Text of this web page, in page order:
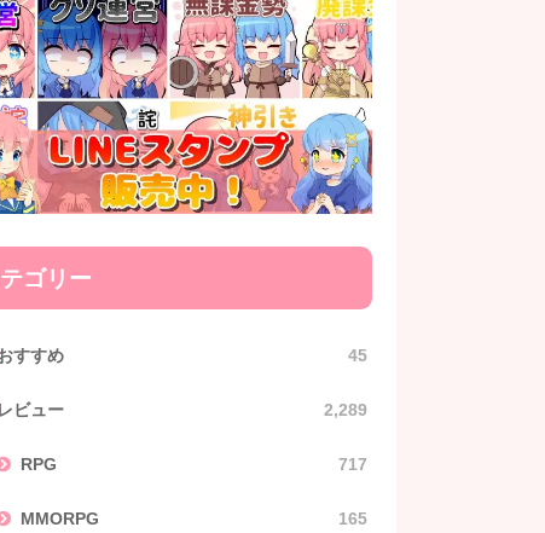
ゴリー
すすめ 45
レビュー 2,289
RPG 717
MMORPG 165